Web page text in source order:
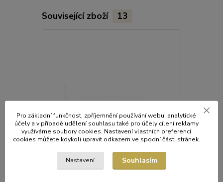
Související zboží 13
Pro základní funkčnost, zpříjemnění používání webu, analytické
účely a v případě udělení souhlasu také pro účely cílení reklamy
využíváme soubory cookies. Nastavení vlastních preferencí
cookies můžete kdykoli upravit odkazem ve spodní části stránek.
Nastavení Souhlasím